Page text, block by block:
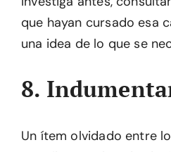
que hayan cursado esa
una idea de lo que se
8.
Un ítem olvidado entre